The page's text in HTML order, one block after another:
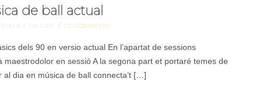
de ball actual
IS A DANCER / NO COMMENTS
dels 90 en versio actual En l’apartat de sessions
en sessió A la segona part et portaré temes de
dia en música de ball connecta’t […]